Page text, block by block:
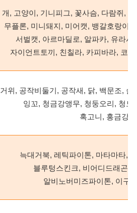
개, 고양이, 기니피그, 꽃사슴, 다람쥐,
무플론, 미니돼지, 미어캣, 뱅갈호랑이,
서벌캣, 아르마딜로, 알파카, 유라시
자이언트토끼, 친칠라, 카피바라, 코
거위, 공작비둘기, 공작새, 닭, 백문조,
잉꼬, 청금강앵무, 청둥오리, 청
혹고니, 홍금강
늑대거북, 레틱파이톤, 마타마타,
블루텅스킨크, 비어디드래곤,
알비노버미즈파이톤, 이구